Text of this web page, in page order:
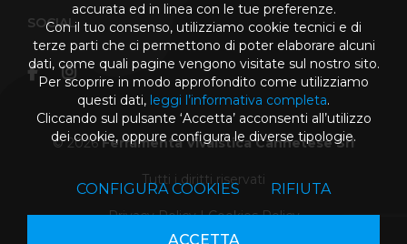
SOCIAL
© 2026Ferramenta Vivaistica Cannetese Srl
Tutti i diritti riservati
Privacy Policy|Cookies Policy
accurata ed in linea con le tue preferenze.
Con il tuo consenso, utilizziamo cookie tecnici e di
terze parti che ci permettono di poter elaborare alcuni
dati, come quali pagine vengono visitate sul nostro sito.
Per scoprire in modo approfondito come utilizziamo
questi dati, leggi l’informativa completa.
Cliccando sul pulsante ‘Accetta’ acconsenti all’utilizzo
dei cookie, oppure configura le diverse tipologie.
CONFIGURA COOKIES RIFIUTA
ACCETTA